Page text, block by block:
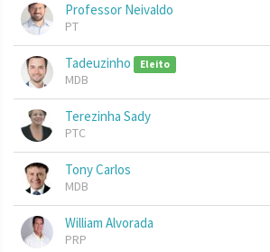
Professor Neivaldo
PT
Tadeuzinho Eleito
MDB
Terezinha Sady
PTC
Tony Carlos
MDB
William Alvorada
PRP